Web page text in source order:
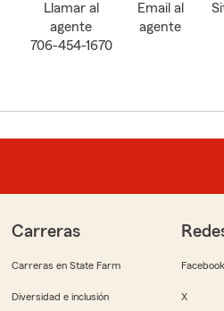
Llamar al
agente
706-454-1670
Email al
agente
Carreras
Carreras en State Farm
Diversidad e inclusión
Facebook
X